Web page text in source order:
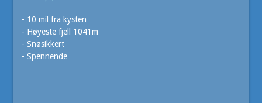
- 10 mil fra kysten
- Høyeste fjell 1041m
- Snøsikkert
- Spennende